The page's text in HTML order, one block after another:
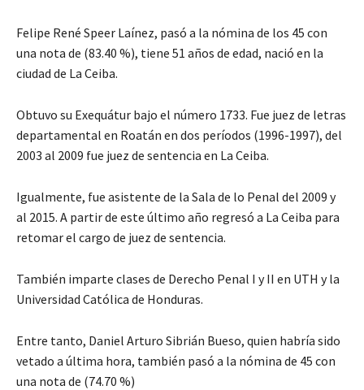
Felipe René Speer Laínez, pasó a la nómina de los 45 con
una nota de (83.40 %), tiene 51 años de edad, nació en la
ciudad de La Ceiba.
Obtuvo su Exequátur bajo el número 1733. Fue juez de letras
departamental en Roatán en dos períodos (1996-1997), del
2003 al 2009 fue juez de sentencia en La Ceiba.
Igualmente, fue asistente de la Sala de lo Penal del 2009 y
al 2015. A partir de este último año regresó a La Ceiba para
retomar el cargo de juez de sentencia.
También imparte clases de Derecho Penal I y II en UTH y la
Universidad Católica de Honduras.
Entre tanto, Daniel Arturo Sibrián Bueso, quien habría sido
vetado a última hora, también pasó a la nómina de 45 con
una nota de (74.70 %)